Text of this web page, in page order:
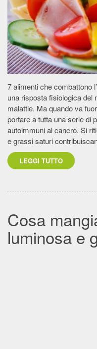
7 alimenti che combattono
una risposta fisiologica del
malattie. Ma quando va
portare a tutta una serie di
autoimmuni al cancro. Si
e grassi saturi
LEGGI TUTTO
Cosa
luminosa e